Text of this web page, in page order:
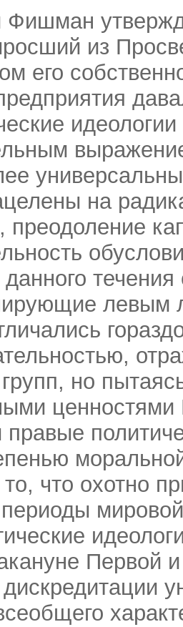
Фишман
из
его
на
преодоление
данного
левым
но
правые
что охотно
периоды
Первой